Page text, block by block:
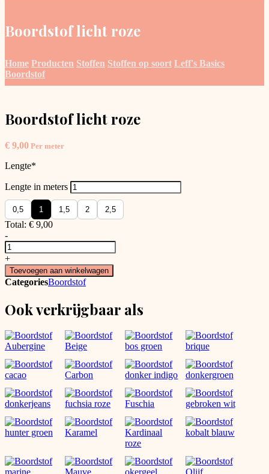
Boordstof licht roze
Home Producten Stoffen Stoffen op soort Leff's Basics
Boordstof
Boordstof licht roze
€ 9,00 Per meter
Lengte*
Lengte in meters
0,5 1 1,5 2 2,5
Total: € 9,00
-
Boordstof
licht
roze
aantal
+
Toevoegen aan winkelwagen
CategoriesBoordstof
Ook verkrijgbaar als